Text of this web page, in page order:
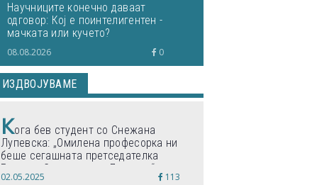
Научниците конечно даваат
одговор: Кој е поинтелигентен -
мачката или кучето?
08.08.2026 0
ИЗДВОЈУВАМЕ
Кога бев студент со Снежана
Лупевска: „Омилена професорка ни
беше сегашната претседателка
Гордана Сиљановска-Давкова“
02.05.2025 113